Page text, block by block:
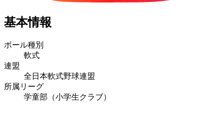
基本情報
ボール種別
軟式
連盟
全日本軟式野球連盟
所属リーグ
学童部（小学生クラブ）